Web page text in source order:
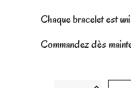
Chaque bracelet est
Commandez dès